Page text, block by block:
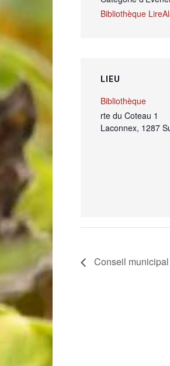
Bibliothèque
LIEU
Bibliothèque
rte du Coteau 1
Laconnex, 1287
Conseil municipal